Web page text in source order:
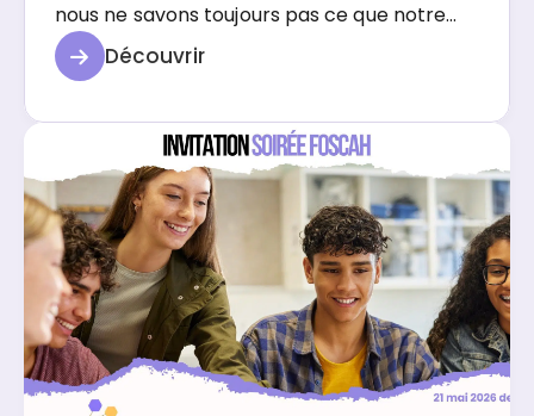
nous ne savons toujours pas ce que notre
enfant a. » Cette phrase, Nathalie Khann,
neuropsychologue au Centre
l'entend régulièrement. Avant de pousser la
Découvrir